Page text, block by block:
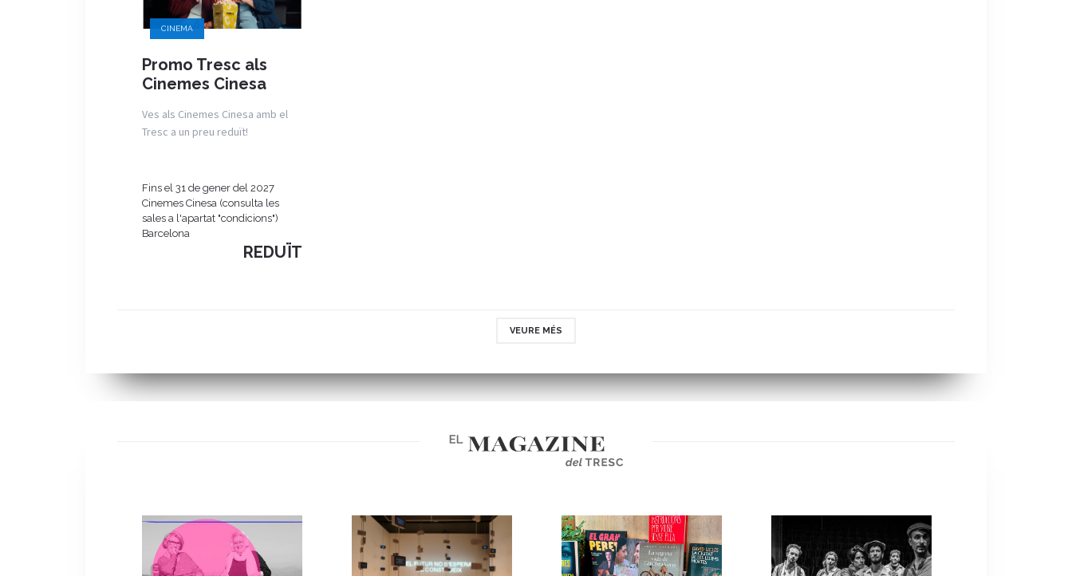
CINEMA
Promo Tresc als
Cinemes Cinesa
Ves als Cinemes Cinesa amb el
Tresc a un preu reduït!
Fins el 31 de gener del 2027
Cinemes Cinesa (consulta les
sales a l'apartat "condicions")
Barcelona
REDUÏT
VEURE MÉS